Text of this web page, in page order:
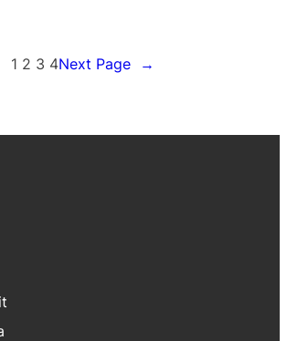
1 2 3 4Next Page →